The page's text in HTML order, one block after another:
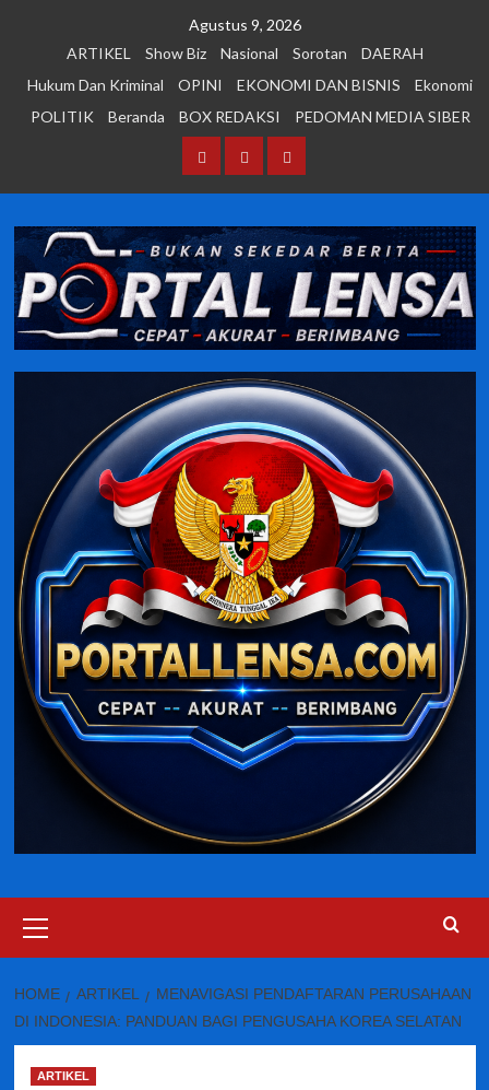
Agustus 9, 2026
ARTIKEL
Show Biz Nasional Sorotan
DAERAH
Hukum Dan Kriminal
OPINI EKONOMI DAN BISNIS
Ekonomi
POLITIK
Beranda BOX REDAKSI PEDOMAN MEDIA SIBER
BerandaBOX PEDOMAN
SIBER
Menu
HOME ARTIKEL
MENAVIGASI PENDAFTARAN PERUSAHAAN
DI INDONESIA: PANDUAN BAGI PENGUSAHA KOREA SELATAN
ARTIKEL